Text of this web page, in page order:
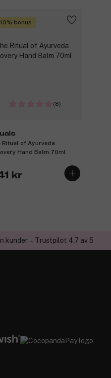
bonus
(8)
Ritual of Ayurveda
Hand Balm 70ml
kr
kunder – Trustpilot 4,7 av 5